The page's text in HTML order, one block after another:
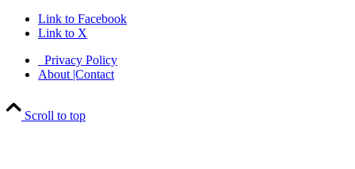
April 9, 2026
नासा का आर्टेमिस-2 मिशन: मनुष्य एक बार फिर से चंद्रमा के
पहुंचा
April 7, 2026
Link to Facebook
Link to X
Privacy Policy
About |Contact
Scroll to top